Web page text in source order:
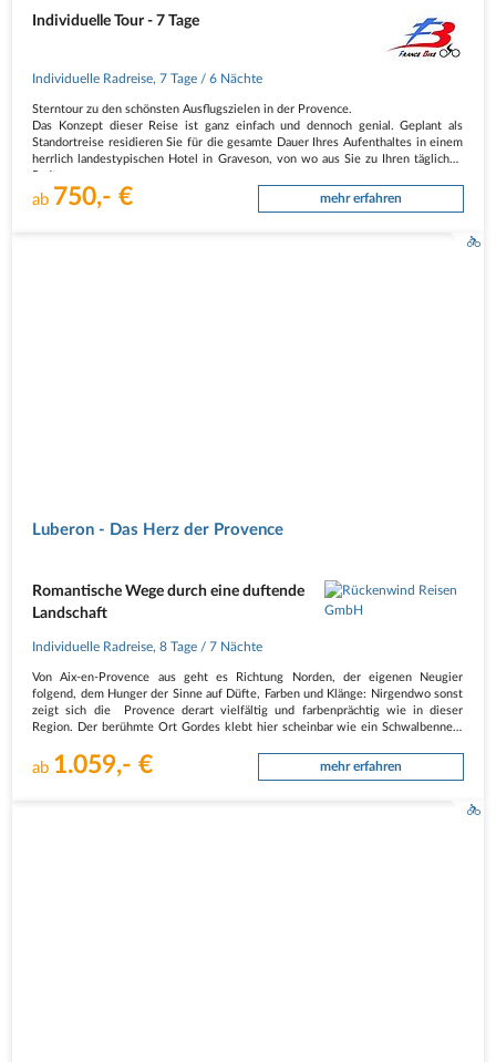
Individuelle Tour - 7 Tage
Individuelle Radreise,7 Tage / 6 Nächte
Sterntour zu den schönsten Ausflugszielen in der Provence.
Das Konzept dieser Reise ist ganz einfach und dennoch genial. Geplant als
Standortreise residieren Sie für die gesamte Dauer Ihres Aufenthaltes in einem
herrlich landestypischen Hotel in Graveson, von wo aus Sie zu Ihren täglichen
ab 750,- € mehr erfahren
Luberon - Das Herz der Provence
Romantische Wege durch eine duftende
Landschaft
Individuelle Radreise,8 Tage / 7 Nächte
Von Aix-en-Provence aus geht es Richtung Norden, der eigenen Neugier
folgend, dem Hunger der Sinne auf Düfte, Farben und Klänge: Nirgendwo sonst
zeigt sich die Provence derart vielfältig und farbenprächtig wie in dieser
Region. Der berühmte Ort Gordes klebt hier scheinbar wie ein Schwalbennest
ab 1.059,- € mehr erfahren